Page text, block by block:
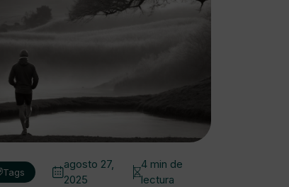
Tags
agosto 27,
2025
4 min de
lectura